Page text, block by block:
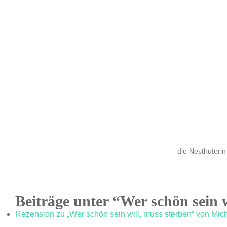
die Nesthüterin
Beiträge unter “Wer schön sein
Rezension zu „Wer schön sein will, muss sterben“ von